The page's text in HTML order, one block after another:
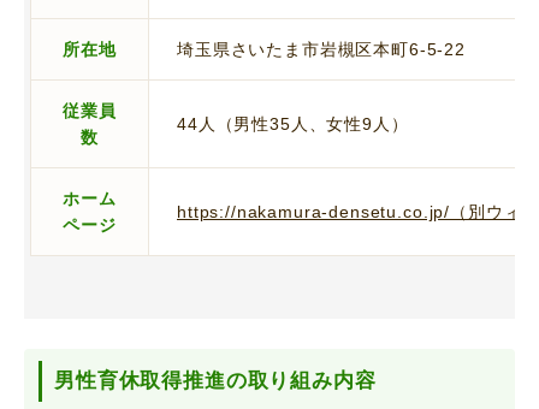
所在地 埼玉県さいたま市岩槻区本町6-5-22
従業員
数
44人（男性35人、女性9人）
ホーム
ページ
https://nakamura-densetu.co.jp/（別ウィ
男性育休取得推進の取り組み内容